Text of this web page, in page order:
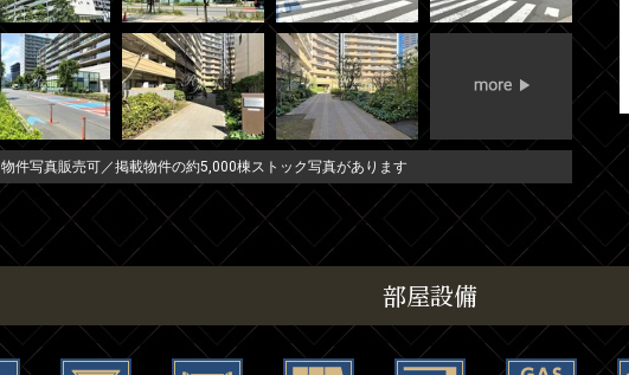
物件写真販売可／掲載物件の約5,000棟ストック写真があります
部屋設備